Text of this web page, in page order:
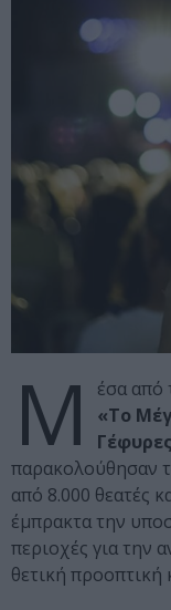
Μ
έσα από
«Το
παρακολούθησαν
από 8.000 θεατές
έμπρακτα την
περιοχές για την
θετική προοπτική